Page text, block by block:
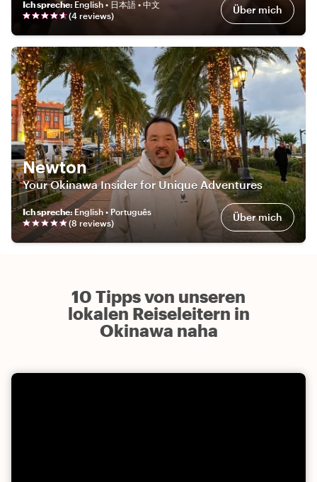
Ich spreche: English • 日本語 • 中文
(4 reviews) Über mich
Newton
Your Okinawa Insider for Unique Adventures
Ich spreche:English • Português
(8 reviews) Über mich
10 Tipps von unseren
lokalen Reiseleitern in
Okinawa naha